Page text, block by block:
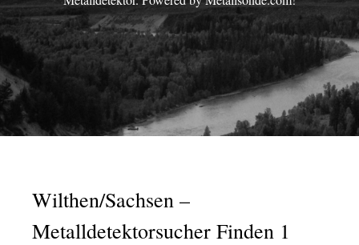
Wilthen/Sachsen –
Metalldetektorsucher Finden 1